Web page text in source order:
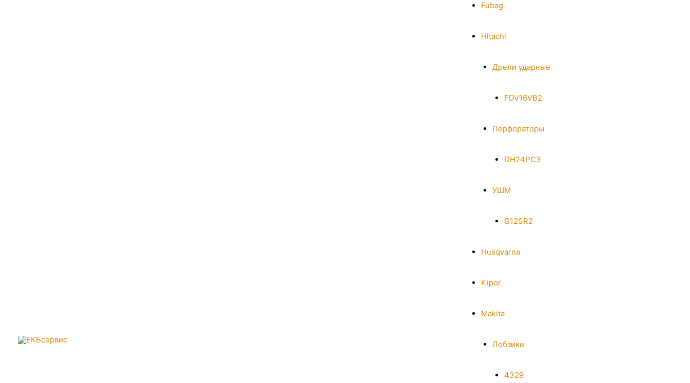
Fubag
Hitachi
Дрели ударные
FDV16VB2
Перфораторы
DH24PC3
УШМ
G12SR2
Husqvarna
Kipor
Makita
Лобзики
4329